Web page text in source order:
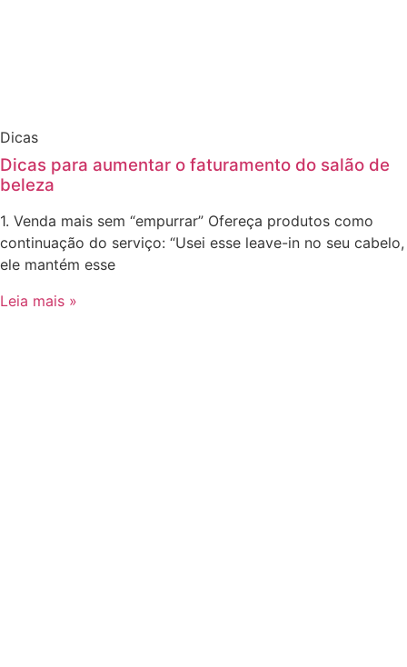
Dicas
Dicas para aumentar o faturamento do salão de
beleza
1. Venda mais sem “empurrar” Ofereça produtos como
continuação do serviço: “Usei esse leave-in no seu cabelo,
ele mantém esse
Leia mais »